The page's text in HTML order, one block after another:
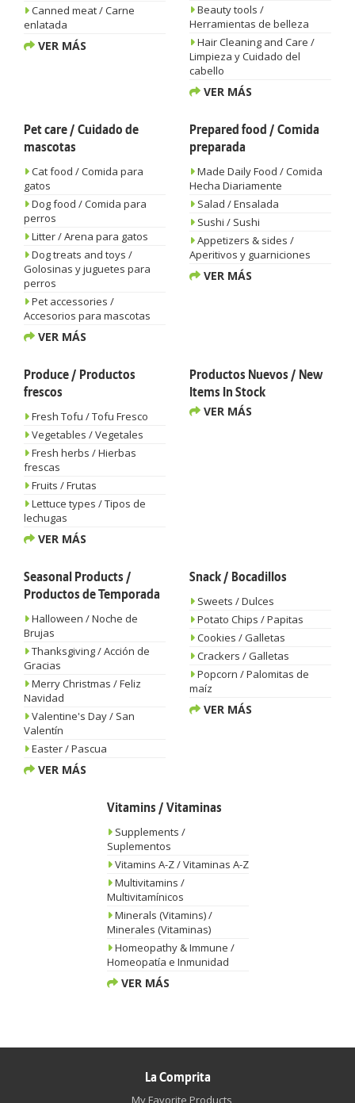
Canned meat / Carne
enlatada
VER MÁS
Beauty tools /
Herramientas de belleza
Hair Cleaning and Care /
Limpieza y Cuidado del
cabello
VER MÁS
Pet care / Cuidado de
mascotas
Cat food / Comida para
gatos
Dog food / Comida para
perros
Litter / Arena para gatos
Dog treats and toys /
Golosinas y juguetes para
perros
Pet accessories /
Accesorios para mascotas
VER MÁS
Prepared food / Comida
preparada
Made Daily Food / Comida
Hecha Diariamente
Salad / Ensalada
Sushi / Sushi
Appetizers & sides /
Aperitivos y guarniciones
VER MÁS
Produce / Productos
frescos
Fresh Tofu / Tofu Fresco
Vegetables / Vegetales
Fresh herbs / Hierbas
frescas
Fruits / Frutas
Lettuce types / Tipos de
lechugas
VER MÁS
Productos Nuevos / New
Items In Stock
VER MÁS
Seasonal Products /
Productos de Temporada
Halloween / Noche de
Brujas
Thanksgiving / Acción de
Gracias
Merry Christmas / Feliz
Navidad
Valentine's Day / San
Valentín
Easter / Pascua
VER MÁS
Snack / Bocadillos
Sweets / Dulces
Potato Chips / Papitas
Cookies / Galletas
Crackers / Galletas
Popcorn / Palomitas de
maíz
VER MÁS
Vitamins / Vitaminas
Supplements /
Suplementos
Vitamins A-Z / Vitaminas A-Z
Multivitamins /
Multivitamínicos
Minerals (Vitamins) /
Minerales (Vitaminas)
Homeopathy & Immune /
Homeopatía e Inmunidad
VER MÁS
La Comprita
My Favorite Products